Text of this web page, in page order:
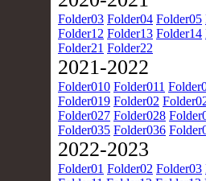
Folder03 Folder04 Folder05
Folder12 Folder13 Folder14
Folder21 Folder22
2021-2022
Folder010 Folder011
Folder019 Folder02
Folder027 Folder028
Folder035 Folder036
2022-2023
Folder01 Folder02 Folder03